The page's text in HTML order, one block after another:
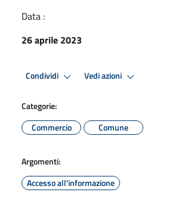
Data :
26 aprile 2023
Condividi Vedi azioni
Categorie:
Commercio
Comune
Argomenti:
Accesso all'informazione